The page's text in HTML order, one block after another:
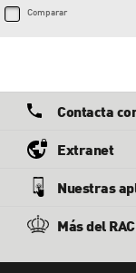
Comparar
Contacta
Extranet
Nuestras
Más del